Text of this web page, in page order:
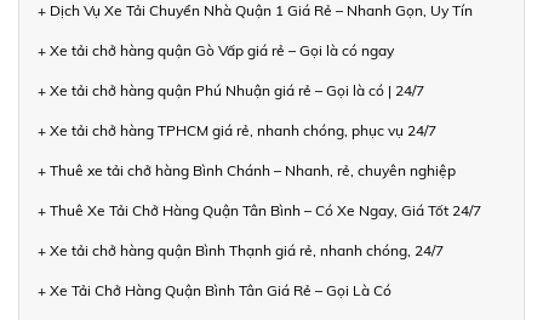
+ Dịch Vụ Xe Tải Chuyển Nhà Quận 1 Giá Rẻ – Nhanh Gọn, Uy Tín
+ Xe tải chở hàng quận Gò Vấp giá rẻ – Gọi là có ngay
+ Xe tải chở hàng quận Phú Nhuận giá rẻ – Gọi là có | 24/7
+ Xe tải chở hàng TPHCM giá rẻ, nhanh chóng, phục vụ 24/7
+ Thuê xe tải chở hàng Bình Chánh – Nhanh, rẻ, chuyên nghiệp
+ Thuê Xe Tải Chở Hàng Quận Tân Bình – Có Xe Ngay, Giá Tốt 24/7
+ Xe tải chở hàng quận Bình Thạnh giá rẻ, nhanh chóng, 24/7
+ Xe Tải Chở Hàng Quận Bình Tân Giá Rẻ – Gọi Là Có